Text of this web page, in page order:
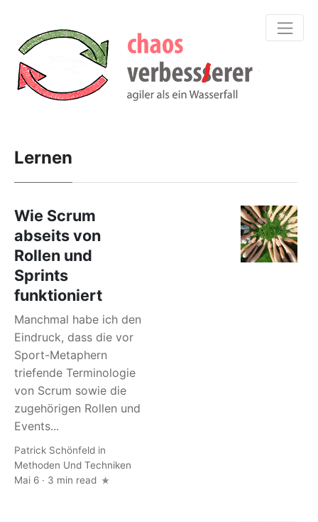
Lernen
Wie Scrum
abseits von
Rollen und
Sprints
funktioniert
Manchmal habe ich den
Eindruck, dass die vor
Sport-Metaphern
triefende Terminologie
von Scrum sowie die
zugehörigen Rollen und
Events...
Patrick Schönfeld in
Methoden Und Techniken
Mai 6 · 3 min read